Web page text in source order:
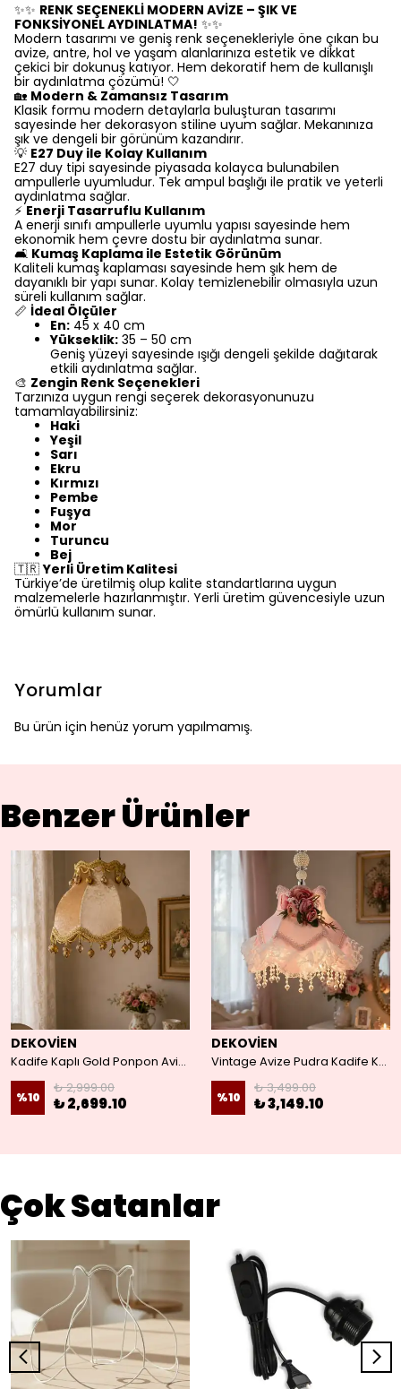
✨✨ RENK SEÇENEKLİ MODERN AVİZE – ŞIK VE
FONKSİYONEL AYDINLATMA! ✨✨
Modern tasarımı ve geniş renk seçenekleriyle öne çıkan bu
avize, antre, hol ve yaşam alanlarınıza estetik ve dikkat
çekici bir dokunuş katıyor. Hem dekoratif hem de kullanışlı
bir aydınlatma çözümü! 🤍
🏡 Modern & Zamansız Tasarım
Klasik formu modern detaylarla buluşturan tasarımı
sayesinde her dekorasyon stiline uyum sağlar. Mekanınıza
şık ve dengeli bir görünüm kazandırır.
💡 E27 Duy ile Kolay Kullanım
E27 duy tipi sayesinde piyasada kolayca bulunabilen
ampullerle uyumludur. Tek ampul başlığı ile pratik ve yeterli
aydınlatma sağlar.
⚡ Enerji Tasarruflu Kullanım
A enerji sınıfı ampullerle uyumlu yapısı sayesinde hem
ekonomik hem çevre dostu bir aydınlatma sunar.
🛋️ Kumaş Kaplama ile Estetik Görünüm
Kaliteli kumaş kaplaması sayesinde hem şık hem de
dayanıklı bir yapı sunar. Kolay temizlenebilir olmasıyla uzun
süreli kullanım sağlar.
📏 İdeal Ölçüler
En: 45 x 40 cm
Yükseklik: 35 – 50 cm
Geniş yüzeyi sayesinde ışığı dengeli şekilde dağıtarak
etkili aydınlatma sağlar.
🎨 Zengin Renk Seçenekleri
Tarzınıza uygun rengi seçerek dekorasyonunuzu
tamamlayabilirsiniz:
Haki
Yeşil
Sarı
Ekru
Kırmızı
Pembe
Fuşya
Mor
Turuncu
Bej
🇹🇷Yerli Üretim Kalitesi
Türkiye’de üretilmiş olup kalite standartlarına uygun
malzemelerle hazırlanmıştır. Yerli üretim güvencesiyle uzun
ömürlü kullanım sunar.
Yorumlar
Bu ürün için henüz yorum yapılmamış.
Benzer Ürünler
DEKOVİEN
Kadife Kaplı Gold Ponpon Avize
%10
₺ 2,999.00
₺ 2,699.10
DEKOVİEN
Vintage Avize Pudra Kadife Kaplama İnci Askı
%10
₺ 3,499.00
₺ 3,149.10
Çok Satanlar